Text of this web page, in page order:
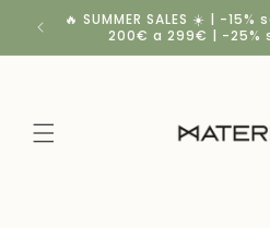
direttamente
ai contenuti
🔥 SUMMER SALES ☀️ | -
200€ a 299€ | -25%